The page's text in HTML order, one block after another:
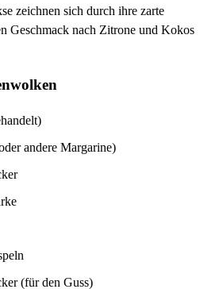
zeichnen sich durch ihre zarte
Geschmack nach Zitrone und Kokos
andere Margarine)
(für den Guss)